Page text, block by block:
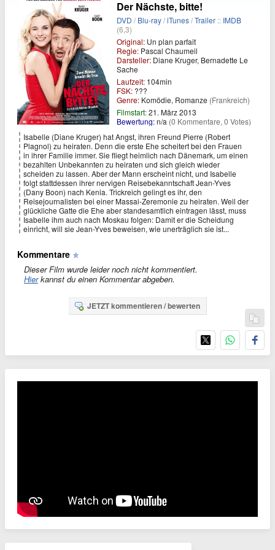
Der Nächste, bitte!
DVD /Blu-ray/iTunes/Trailer :: IMDB
(6,3)
Original: Un plan parfait
Regie: Pascal Chaumeil
Darsteller: Diane Kruger, Bernadette Le
Sache
Laufzeit: 104min
FSK: ???
Genre: Komödie, Romanze (Frankreich)
Filmstart:21. März 2013
Bewertung:n/a (0 Kommentare, 0 Votes)
Isabelle (Diane Kruger) hat Angst, ihren Freund Pierre (Robert
Plagnol) zu heiraten. Denn die erste Ehe scheitert bei den Frauen
in ihrer Familie immer. Sie fliegt heimlich nach Dänemark, um einen
bezahlten Unbekannten zu heiraten und sich gleich wieder
scheiden zu lassen. Aber der Mann erscheint nicht, und Isabelle
folgt stattdessen ihrer nervigen Reisebekanntschaft Jean-Yves
(Dany Boon) nach Kenia. Trickreich gelingt es ihr, den
Reisejournalisten bei einer Massai-Zeremonie zu heiraten. Weil der
glückliche Gatte die Ehe aber standesamtlich eintragen lässt, muss
Isabelle ihm auch nach Moskau folgen: Damit er die Scheidung
einricht, will sie Jean-Yves beweisen, wie unerträglich sie ist...
Kommentare
Dieser Film wurde leider noch nicht kommentiert.
Hierkannst du einen Kommentar abgeben.
JETZT kommentieren / bewerten